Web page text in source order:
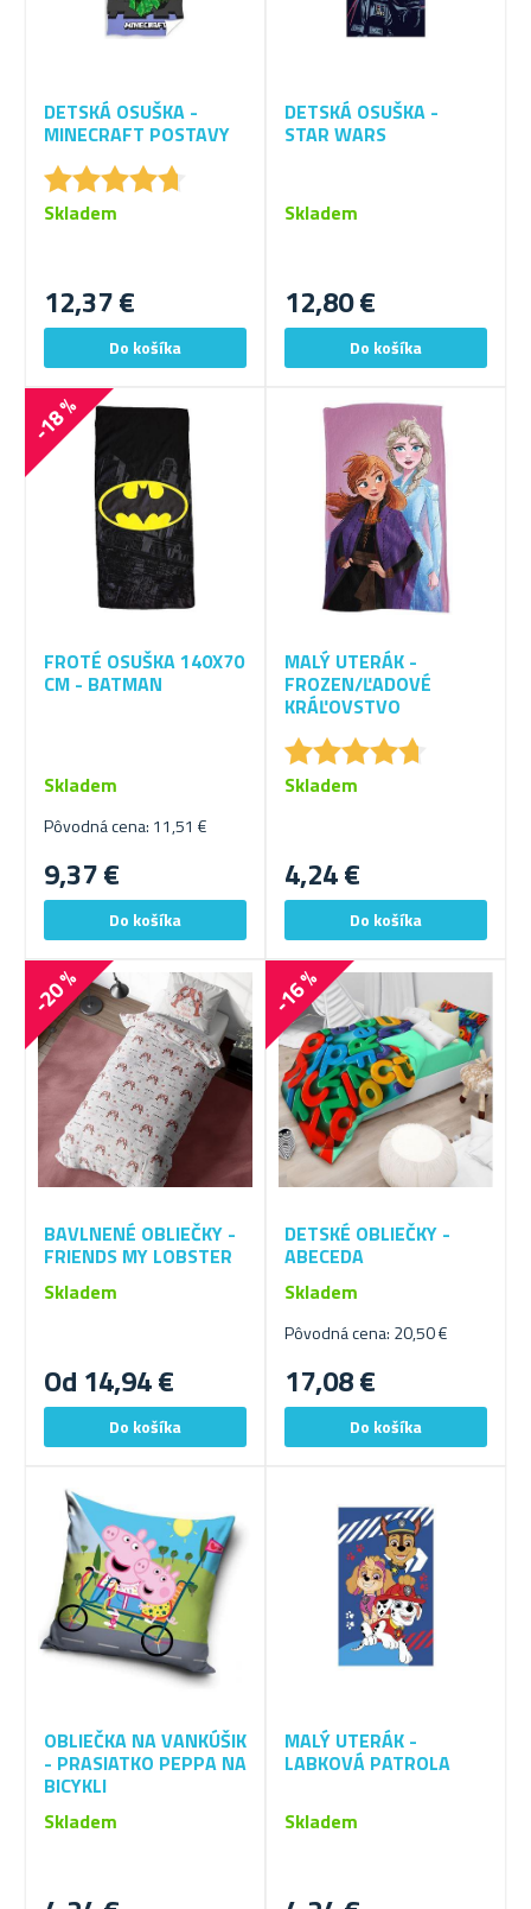
DETSKÁ OSUŠKA -
MINECRAFT POSTAVY
★★★★★
★★★★★
12,37 €
Skladem
DETSKÁ OSUŠKA -
STAR WARS
12,80 €
Skladem
-18 %
FROTÉ OSUŠKA 140X70
CM - BATMAN
Pôvodná cena: 11,51 €
9,37 €
Skladem
MALÝ UTERÁK -
FROZEN/ĽADOVÉ
KRÁĽOVSTVO
★★★★★
★★★★★
4,24 €
Skladem
-20 %
BAVLNENÉ OBLIEČKY -
FRIENDS MY LOBSTER
Od 14,94 €
Skladem
-16 %
DETSKÉ OBLIEČKY -
ABECEDA
Pôvodná cena: 20,50 €
17,08 €
Skladem
OBLIEČKA NA VANKÚŠIK
- PRASIATKO PEPPA NA
BICYKLI
Skladem
MALÝ UTERÁK -
LABKOVÁ PATROLA
Skladem